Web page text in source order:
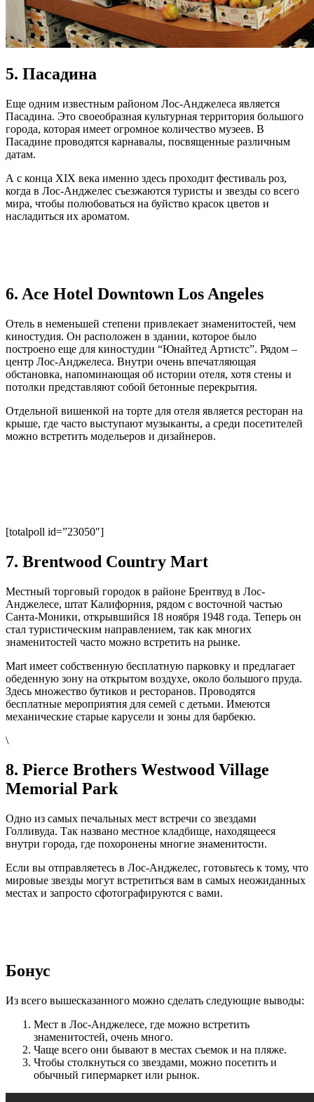
5. Пасадина
Еще одним известным районом Лос-Анджелеса является
Пасадина. Это своеобразная культурная территория большого
города, которая имеет огромное количество музеев. В
Пасадине проводятся карнавалы, посвященные различным
датам.
А с конца XIX века именно здесь проходит фестиваль роз,
когда в Лос-Анджелес съезжаются туристы и звезды со всего
мира, чтобы полюбоваться на буйство красок цветов и
насладиться их ароматом.
6. Ace Hotel Downtown Los Angeles
Отель в неменьшей степени привлекает знаменитостей, чем
киностудия. Он расположен в здании, которое было
построено еще для киностудии “Юнайтед Артистс”. Рядом –
центр Лос-Анджелеса. Внутри очень впечатляющая
обстановка, напоминающая об истории отеля, хотя стены и
потолки представляют собой бетонные перекрытия.
Отдельной вишенкой на торте для отеля является ресторан на
крыше, где часто выступают музыканты, а среди посетителей
можно встретить модельеров и дизайнеров.
[totalpoll id=”23050″]
7. Brentwood Country Mart
Местный торговый городок в районе Брентвуд в Лос-
Анджелесе, штат Калифорния, рядом с восточной частью
Санта-Моники, открывшийся 18 ноября 1948 года. Теперь он
стал туристическим направлением, так как многих
знаменитостей часто можно встретить на рынке.
Mart имеет собственную бесплатную парковку и предлагает
обеденную зону на открытом воздухе, около большого пруда.
Здесь множество бутиков и ресторанов. Проводятся
бесплатные мероприятия для семей с детьми. Имеются
механические старые карусели и зоны для барбекю.
\
8. Pierce Brothers Westwood Village
Memorial Park
Одно из самых печальных мест встречи со звездами
Голливуда. Так названо местное кладбище, находящееся
внутри города, где похоронены многие знаменитости.
Если вы отправляетесь в Лос-Анджелес, готовьтесь к тому, что
мировые звезды могут встретиться вам в самых неожиданных
местах и запросто сфотографируются с вами.
Бонус
Из всего вышесказанного можно сделать следующие выводы:
Мест в Лос-Анджелесе, где можно встретить
знаменитостей, очень много.
Чаще всего они бывают в местах съемок и на пляже.
Чтобы столкнуться со звездами, можно посетить и
обычный гипермаркет или рынок.